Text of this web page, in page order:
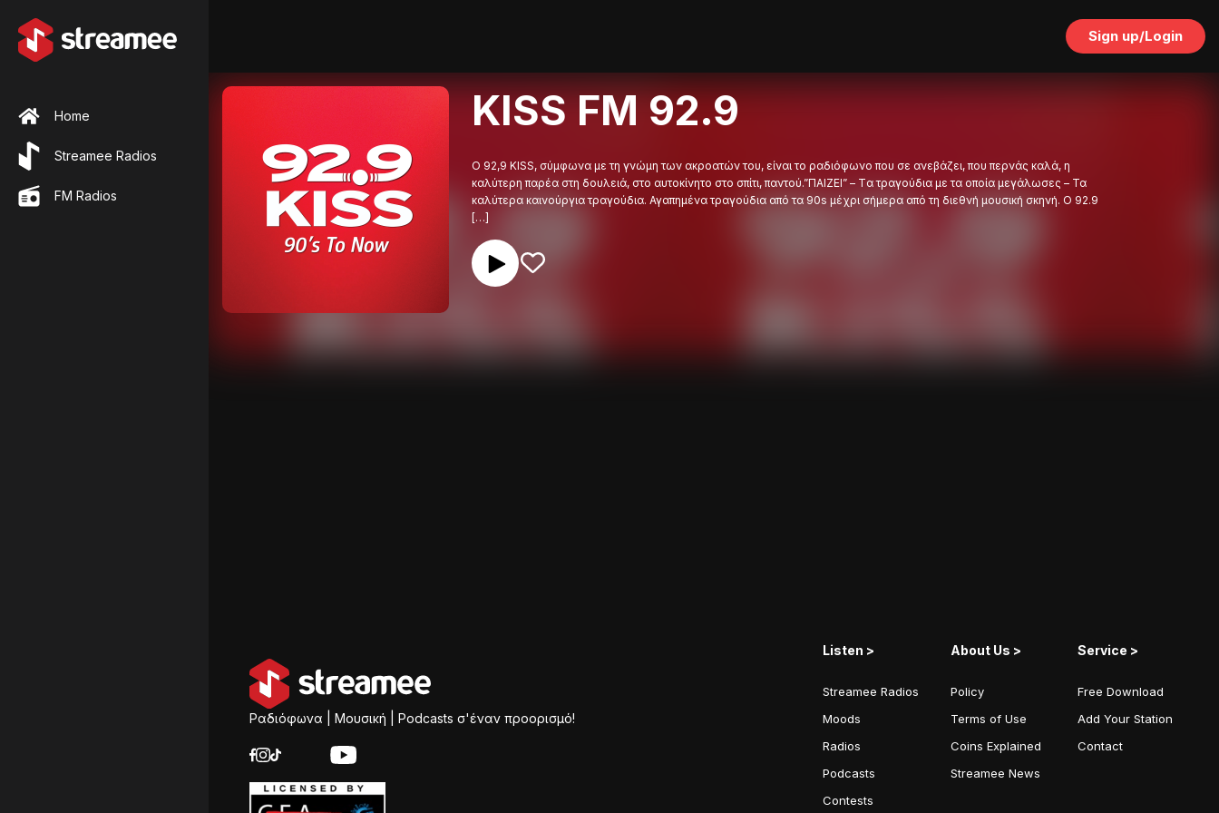
Home
Streamee Radios
FM Radios
Sign up/Login
KISS FM 92.9
Ο 92,9 KISS, σύμφωνα με τη γνώμη των ακροατών του, είναι το ραδιόφωνο που σε ανεβάζει, που περνάς καλά, η
καλύτερη παρέα στη δουλειά, στο αυτοκίνητο στο σπίτι, παντού.”ΠΑΙΖΕΙ” – Tα τραγούδια με τα οποία μεγάλωσες – Τα
καλύτερα καινούργια τραγούδια. Αγαπημένα τραγούδια από τα 90s μέχρι σήμερα από τη διεθνή μουσική σκηνή. O 92.9
[…]
Ραδιόφωνα | Μουσική | Podcasts σ'έναν προορισμό!
Listen >
Streamee Radios
Moods
Radios
Podcasts
Contests
About Us >
Policy
Terms of Use
Coins Explained
Streamee News
Service >
Free Download
Add Your Station
Contact